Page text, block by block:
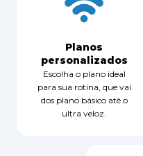
Planos
personalizados
Escolha o plano ideal
para sua rotina, que vai
dos plano básico até o
ultra veloz.